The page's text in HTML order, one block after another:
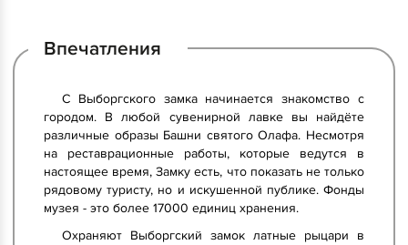
Впечатления
С Выборгского замка начинается знакомство с
городом. В любой сувенирной лавке вы найдёте
различные образы Башни святого Олафа. Несмотря
на реставрационные работы, которые ведутся в
настоящее время, Замку есть, что показать не только
рядовому туристу, но и искушенной публике. Фонды
музея - это более 17000 единиц хранения.
Охраняют Выборгский замок латные рыцари в